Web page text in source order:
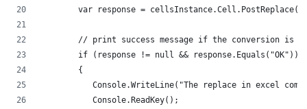
var response =
// print success message if the conversion is
        if (response != null && response.Equals("OK"))
        {
Console.WriteLine("The replace in excel
           Console.ReadKey();